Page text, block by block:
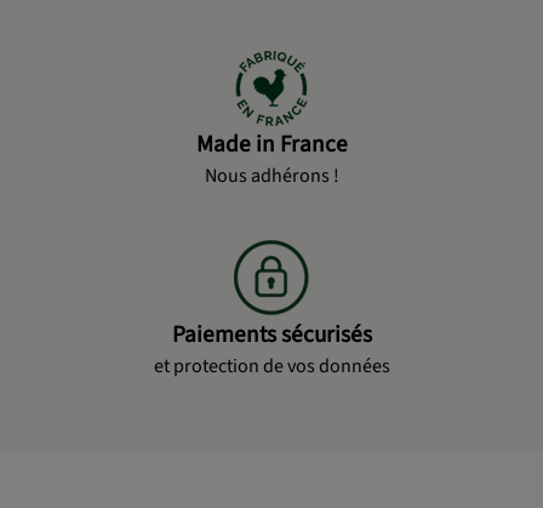
Made in France
Nous adhérons !
Paiements sécurisés
et protection de vos données